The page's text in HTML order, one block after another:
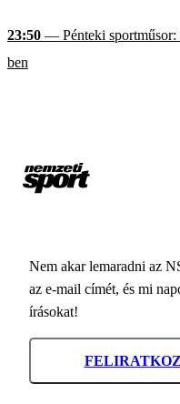
23:50 — Pénteki
ben
Nem akar lemaradni az
az e-mail címét, és mi
írásokat!